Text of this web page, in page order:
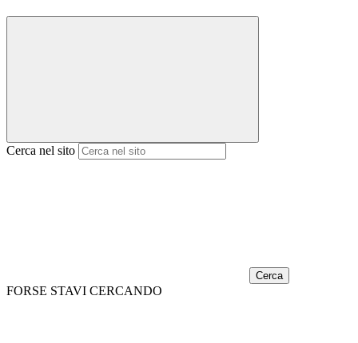
Cerca nel sito
Cerca
FORSE STAVI CERCANDO